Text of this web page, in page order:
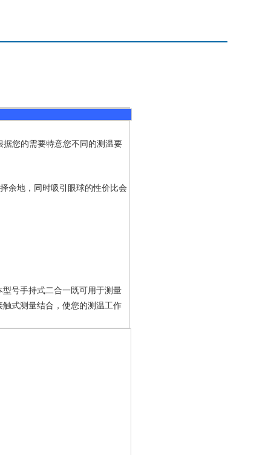
您的需要特意您不同的测温要
余地，同时吸引眼球的性价比会
号手持式二合一既可用于测量
式测量结合，使您的测温工作